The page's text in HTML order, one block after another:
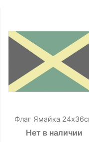
Флаг Ямайка
Нет в наличии